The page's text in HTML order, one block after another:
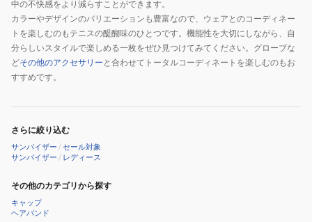
中の不快感をより減らすことができます。
カラーやデザインのバリエーションも豊富なので、ウェアとのコーディネー
トを楽しむのもテニスの醍醐味のひとつです。機能性を大切にしながら、自
分らしいスタイルで楽しめる一枚をぜひ見つけてみてください。グローブな
どその他のアクセサリー と合わせてトータルコーディネートを楽しむのもお
すすめです。
さらに絞り込む
サンバイザー /セール対象
サンバイザー / レディース
その他のカテゴリから探す
キャップ
ヘアバンド